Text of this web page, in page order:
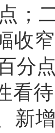
；
收
分
看
新